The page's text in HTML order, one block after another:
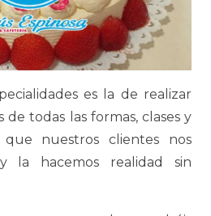
es la de realizar
de todas las formas, clases y
que nuestros clientes nos
la hacemos realidad sin